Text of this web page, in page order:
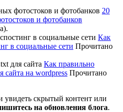
20
и фотобанков
Как
в социальные сети Прочитано
Как правильно
сайта на wordpress Прочитано
увидеть скрытый контент или
на обновления блога.